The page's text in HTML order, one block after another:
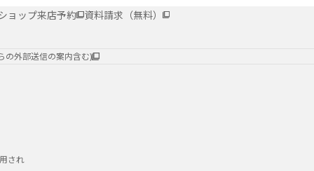
ョップ来店予約 資料請求（無料）
の外部送信の案内含む)
され